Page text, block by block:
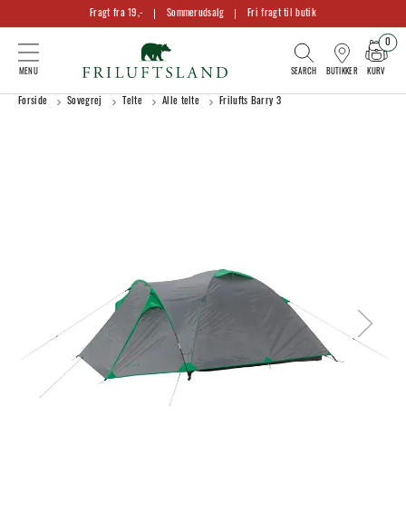
Fragt fra 19,- Sommerudsalg Fri fragt til butik
BUTIKKER KURV
0
Forside Sovegrej Telte Alle telte Frilufts Barry 3